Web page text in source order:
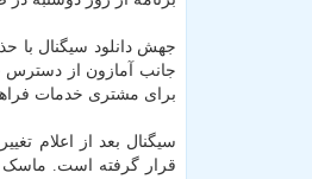
جهش دانلود سیگنال با
جانب آمازون از دسترس
برای مشتری خدمات
سیگنال بعد از اعلام